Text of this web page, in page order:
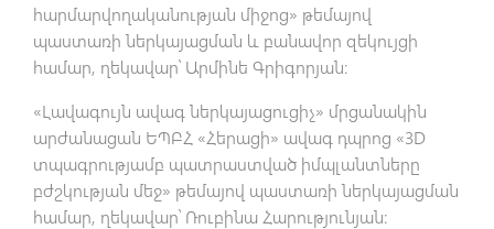
հարմարվողականության միջոց» թեմայով
պաստառի ներկայացման և բանավոր զեկույցի
համար, ղեկավար՝ Արմինե Գրիգորյան։
«Լավագույն ավագ ներկայացուցիչ» մրցանակին
արժանացան ԵՊԲՀ «Հերացի» ավագ դպրոց «3D
տպագրությամբ պատրաստված իմպլանտները
բժշկության մեջ» թեմայով պաստառի ներկայացման
համար, ղեկավար՝ Ռուբինա Հարությունյան: